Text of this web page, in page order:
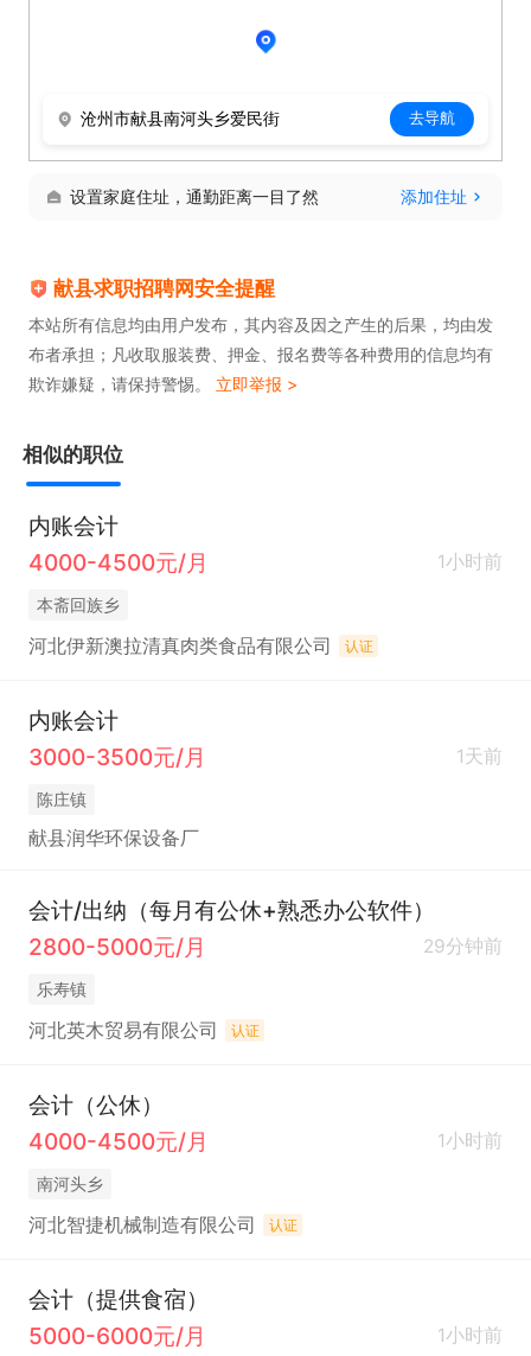
沧州市献县南河头乡爱民街 去导航
设置家庭住址，通勤距离一目了然 添加住址
献县求职招聘网安全提醒
本站所有信息均由用户发布，其内容及因之产生的后果，均由发
布者承担；凡收取服装费、押金、报名费等各种费用的信息均有
欺诈嫌疑，请保持警惕。 立即举报 >
相似的职位
内账会计
4000-4500元/月
1小时前
本斋回族乡
河北伊新澳拉清真肉类食品有限公司 认证
内账会计
3000-3500元/月
1天前
陈庄镇
献县润华环保设备厂
会计/出纳（每月有公休+熟悉办公软件）
2800-5000元/月
29分钟前
乐寿镇
河北英木贸易有限公司 认证
会计（公休）
4000-4500元/月
1小时前
南河头乡
河北智捷机械制造有限公司 认证
会计（提供食宿）
5000-6000元/月
1小时前